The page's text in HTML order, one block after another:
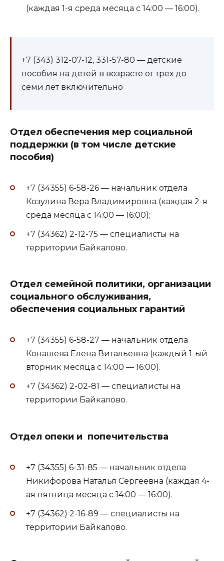
(каждая 1-я среда месяца с 14:00 — 16:00).
+7 (343) 312-07-12, 331-57-80 — детские
пособия на детей в возрасте от трех до
семи лет включительно
Отдел обеспечения мер социальной
поддержки (в том числе детские
пособия)
+7 (34355) 6-58-26 — начальник отдела
Козулина Вера Владимировна (каждая 2-я
среда месяца с 14:00 — 16:00);
+7 (34362) 2-12-75 — специалисты на
территории Байкалово.
Отдел семейной политики, организации
социального обслуживания,
обеспечения социальных гарантий
+7 (34355) 6-58-27 — начальник отдела
Конашева Елена Витальевна (каждый 1-ый
вторник месяца с 14:00 — 16:00).
+7 (34362) 2-02-81 — специалисты на
территории Байкалово.
Отдел опеки и попечительства
+7 (34355) 6-31-85 — начальник отдела
Никифорова Наталья Сергеевна (каждая 4-
ая пятница месяца с 14:00 — 16:00).
+7 (34362) 2-16-89 — специалисты на
территории Байкалово.